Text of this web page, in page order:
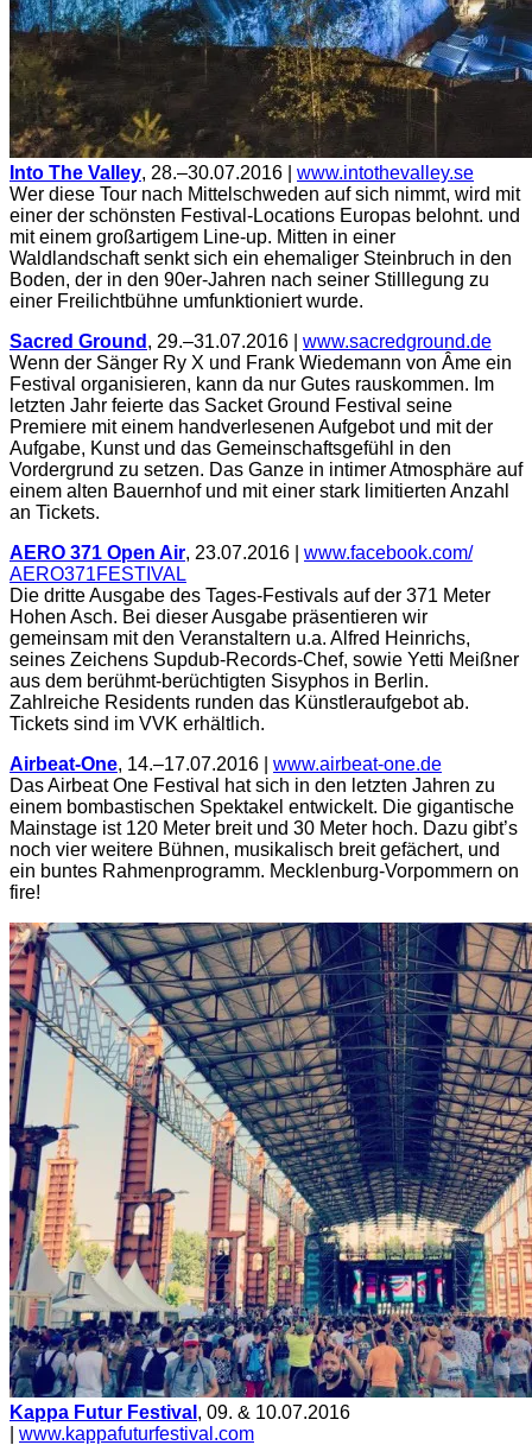
Into The Valley, 28.–30.07.2016 | www.intothevalley.se
Wer diese Tour nach Mittelschweden auf sich nimmt, wird mit
einer der schönsten Festival-Locations Europas belohnt. und
mit einem großartigem Line-up. Mitten in einer
Waldlandschaft senkt sich ein ehemaliger Steinbruch in den
Boden, der in den 90er-Jahren nach seiner Stilllegung zu
einer Freilichtbühne umfunktioniert wurde.
Sacred Ground , 29.–31.07.2016 | www.sacredground.de
Wenn der Sänger Ry X und Frank Wiedemann von Âme ein
Festival organisieren, kann da nur Gutes rauskommen. Im
letzten Jahr feierte das Sacket Ground Festival seine
Premiere mit einem handverlesenen Aufgebot und mit der
Aufgabe, Kunst und das Gemeinschaftsgefühl in den
Vordergrund zu setzen. Das Ganze in intimer Atmosphäre auf
einem alten Bauernhof und mit einer stark limitierten Anzahl
an Tickets.
AERO 371 Open Air, 23.07.2016 | www.facebook.com/
AERO371FESTIVAL
Die dritte Ausgabe des Tages-Festivals auf der 371 Meter
Hohen Asch. Bei dieser Ausgabe präsentieren wir
gemeinsam mit den Veranstaltern u.a. Alfred Heinrichs,
seines Zeichens Supdub-Records-Chef, sowie Yetti Meißner
aus dem berühmt-berüchtigten Sisyphos in Berlin.
Zahlreiche Residents runden das Künstleraufgebot ab.
Tickets sind im VVK erhältlich.
Airbeat-One, 14.–17.07.2016 | www.airbeat-one.de
Das Airbeat One Festival hat sich in den letzten Jahren zu
einem bombastischen Spektakel entwickelt. Die gigantische
Mainstage ist 120 Meter breit und 30 Meter hoch. Dazu gibt’s
noch vier weitere Bühnen, musikalisch breit gefächert, und
ein buntes Rahmenprogramm. Mecklenburg-Vorpommern on
fire!
Kappa Futur Festival , 09. & 10.07.2016
www.kappafuturfestival.com